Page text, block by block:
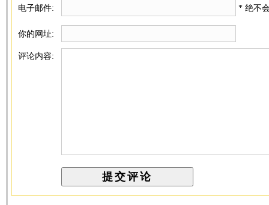
电子邮件: * 绝不
你的网址:
评论内容: